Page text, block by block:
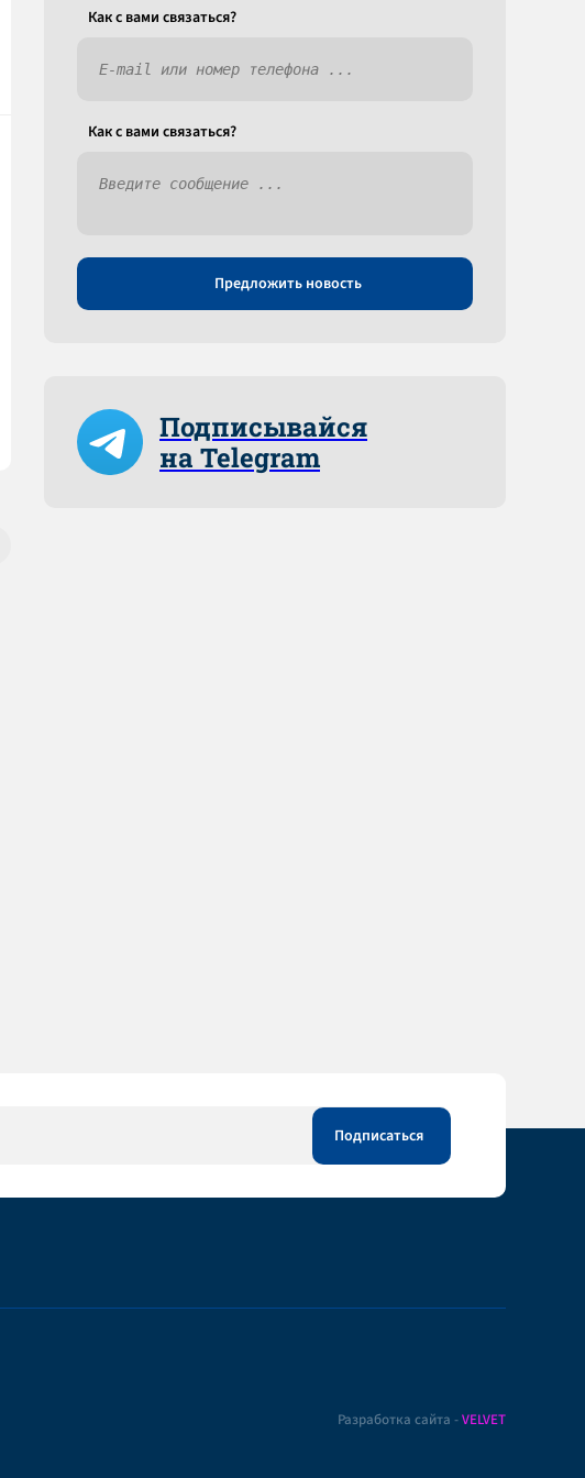
Как c вами связаться?
Как c вами связаться?
Предложить новость
Подписывайся
на Telegram
Разработка сайта -VELVET